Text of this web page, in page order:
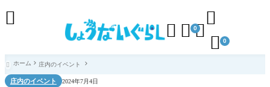
  0

 0

 ホーム 庄内のイベント
庄内のイベント 2024年7月4日